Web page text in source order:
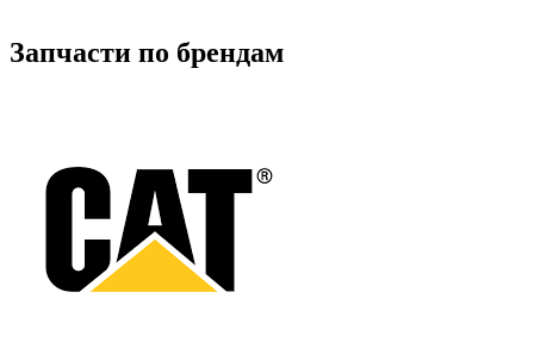
Запчасти по брендам